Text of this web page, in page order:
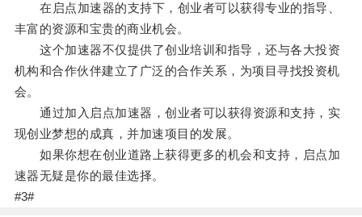
在启点加速器的支持下，创业者可以获得专业的指导、
丰富的资源和宝贵的商业机会。
这个加速器不仅提供了创业培训和指导，还与各大投资
机构和合作伙伴建立了广泛的合作关系，为项目寻找投资机
会。
通过加入启点加速器，创业者可以获得资源和支持，实
现创业梦想的成真，并加速项目的发展。
如果你想在创业道路上获得更多的机会和支持，启点加
速器无疑是你的最佳选择。
#3#